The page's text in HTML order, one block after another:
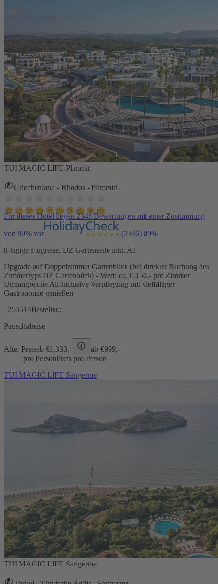
TUI MAGIC LIFE Plimmiri
Griechenland - Rhodos - Plimmiri
Für dieses Hotel liegen 2346 Bewertungen mit einer Zustimmung
von 89% vor (2346) 89%
8-tägige Flugreise, DZ Gartenseite inkl. AI
Upgrade auf Doppelzimmer Gartenblick (bei direkter Buchung des
Zimmertyps DZ Gartenblick) - Wert: ca. € 150,- pro Zimmer
Umfangreiche All Inclusive Verpflegung mit vielfältiger
Gastronomie genießen
253514Bestellnr.:
Pauschalreise
Alter Preisab €1.333,- ab €999,-
pro PersonPreis pro Person
TUI MAGIC LIFE Sarigerme
TUI MAGIC LIFE Sarigerme